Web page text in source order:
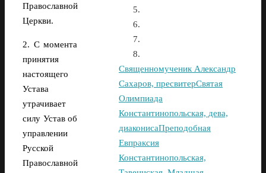
Православной
Церкви.
2. С момента
принятия
настоящего
Устава
утрачивает
силу Устав об
управлении
Русской
Православной
Священномученик Александр
Сахаров, пресвитерСвятая
Олимпиада
Константинопольская, дева,
диаконисаПреподобная
Евпраксия
Константинопольская,